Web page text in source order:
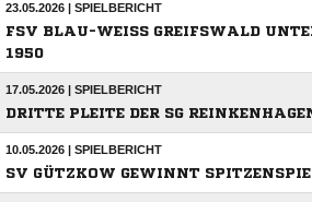
23.05.2026 | SPIELBERICHT
FSV BLAU-WEISS GREIFSWALD
950
17.05.2026 | SPIELBERICHT
DRITTE PLEITE DER SG
10.05.2026 | SPIELBERICHT
SV GÜTZKOW GEWINNT